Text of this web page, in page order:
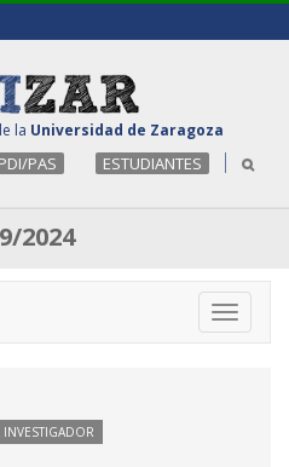
la Universidad de Zaragoza
PDI/PAS ESTUDIANTES
2024
Toggle